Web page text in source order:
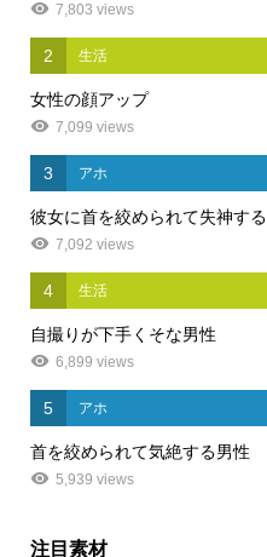
7,803 views
2 生活
女性の顔アップ
7,099 views
3 アホ
彼女に首を絞められて失神す
7,092 views
4 生活
自撮りが下手くそな男性
6,899 views
5 アホ
首を絞められて気絶する男性
5,939 views
注目素材